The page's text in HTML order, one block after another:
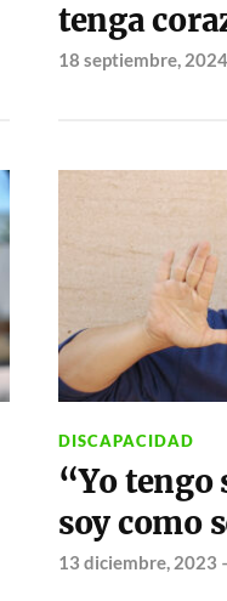
tenga
18 septiembre, 2024
DISCAPACIDAD
“Yo tengo
soy como
13 diciembre, 2023